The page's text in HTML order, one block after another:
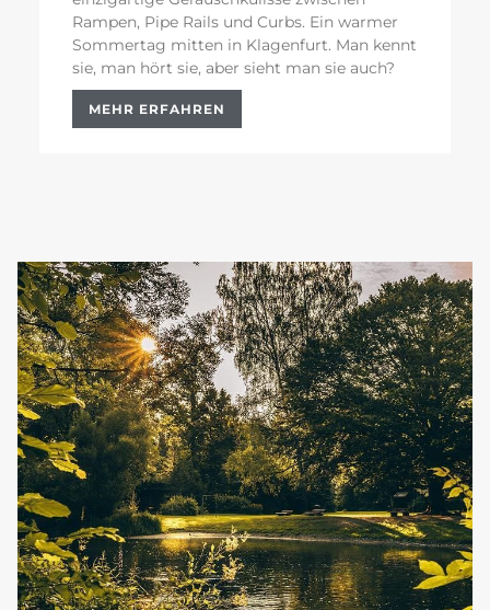
Rampen, Pipe Rails und Curbs. Ein warmer
Sommertag mitten in Klagenfurt. Man kennt
sie, man hört sie, aber sieht man sie auch?
MEHR ERFAHREN